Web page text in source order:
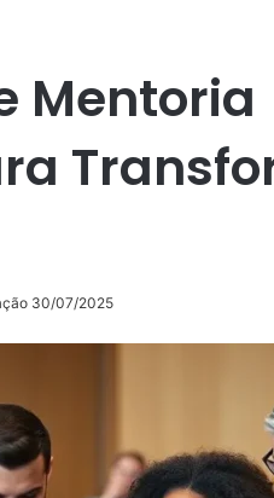
Mentoria
30/07/2025